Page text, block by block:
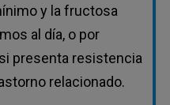
y la fructosa
al día, o por
presenta resistencia
relacionado.